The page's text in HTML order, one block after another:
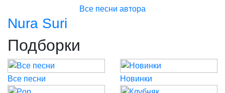
Все песни автора
Nura Suri
Подборки
Все песни Новинки